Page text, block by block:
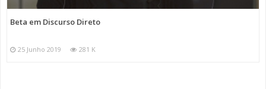
Beta em Discurso Direto
25 Junho 2019 281 K